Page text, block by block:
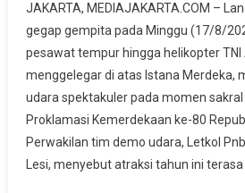
TNI
AU
JAKARTA, MEDIAJAKARTA.COM –
gegap gempita pada Minggu (17/8/
pesawat tempur hingga helikopter TNI
menggelegar di atas Istana Merdeka,
udara spektakuler pada momen
Proklamasi Kemerdekaan ke-80
Perwakilan tim demo udara, Letkol
Lesi, menyebut atraksi tahun ini terasa